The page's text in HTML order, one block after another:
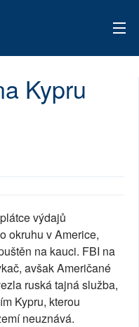
Kypru
výdajů
okruhu v Americe,
na kauci. FBI na
avšak Američané
ruská tajná služba,
Kypru, kterou
neuznává.